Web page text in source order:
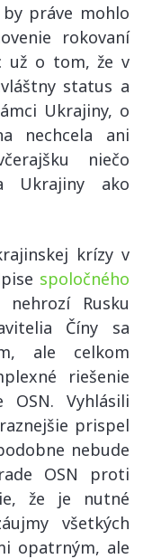
práve mohlo
rokovaní
už o tom, že v
status a
Ukrajiny, o
nechcela ani
niečo
Ukrajiny ako
krízy v
spoločného
Rusku
Číny sa
ale celkom
riešenie
Vyhlásili
prispel
nebude
OSN proti
že je nutné
všetkých
opatrným, ale